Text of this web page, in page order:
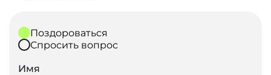
Поздороваться
Спросить вопрос
Имя